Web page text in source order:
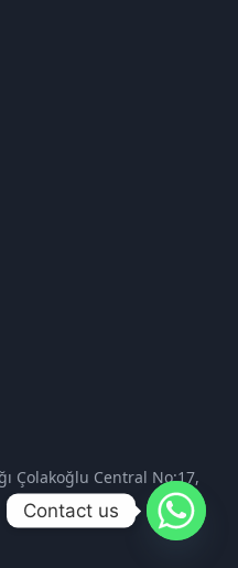
Çolakoğlu Central No:17,
Contact us